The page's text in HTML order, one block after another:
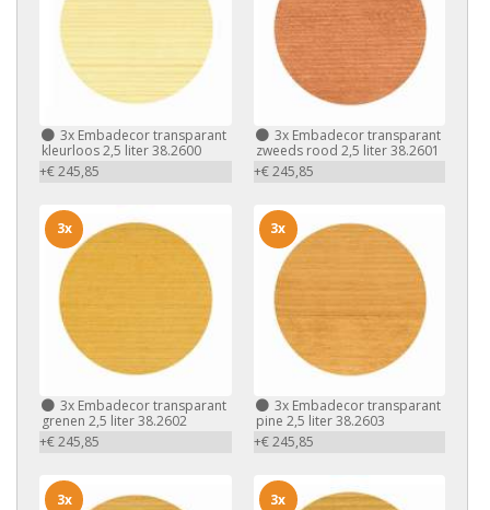
3x Embadecor transparant
kleurloos 2,5 liter 38.2600
+€ 245,85
3xEmbadecor transparant
zweeds rood 2,5 liter 38.2601
+€ 245,85
3x Embadecor transparant
grenen 2,5 liter 38.2602
+€ 245,85
3x
3xEmbadecor transparant
pine 2,5 liter 38.2603
+€ 245,85
3x
3x 3x